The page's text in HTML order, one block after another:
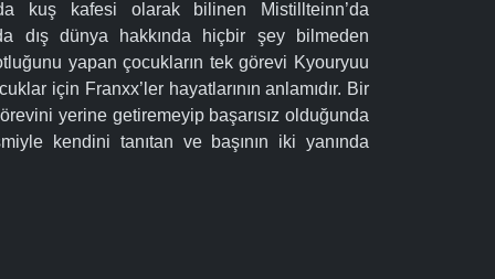
kuş kafesi olarak bilinen Mistillteinn’da
dış dünya hakkında hiçbir şey bilmeden
yapan çocukların tek görevi Kyouryuu
için Franxx’ler hayatlarının anlamıdır. Bir
yerine getiremeyip başarısız olduğunda
kendini tanıtan ve başının iki yanında